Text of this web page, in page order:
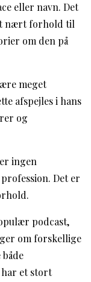
eller navn. Det
nært forhold til
om den på
meget
afspejles i hans
og
ingen
Det er
podcast,
om forskellige
et stort